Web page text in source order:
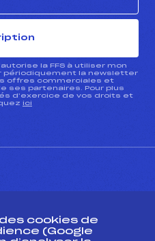
la FFS à utiliser mon
périodiquement la newsletter
offres commerciales et
ses partenaires. Pour plus
d’exercice de vos droits et
ici
cookies de
(Google